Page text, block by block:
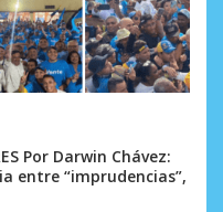
Por Darwin Chávez:
entre “imprudencias”,